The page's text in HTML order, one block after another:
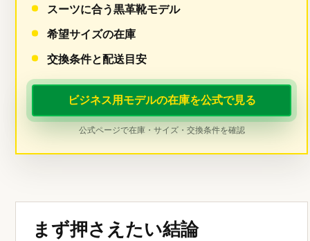
スーツに合う黒革靴モデル
希望サイズの在庫
交換条件と配送目安
ビジネス用モデルの在庫を公式で見る
公式ページで在庫・サイズ・交換条件を確認
まず押さえたい結論